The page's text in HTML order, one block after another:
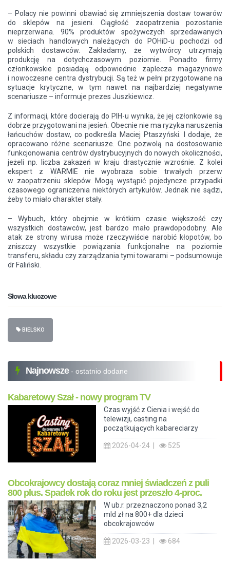
– Polacy nie powinni obawiać się zmniejszenia dostaw towarów
do sklepów na jesieni. Ciągłość zaopatrzenia pozostanie
nieprzerwana. 90% produktów spożywczych sprzedawanych
w sieciach handlowych należących do POHiD-u pochodzi od
polskich dostawców. Zakładamy, że wytwórcy utrzymają
produkcję na dotychczasowym poziomie. Ponadto firmy
członkowskie posiadają odpowiednie zaplecza magazynowe
i nowoczesne centra dystrybucji. Są też w pełni przygotowane na
sytuacje krytyczne, w tym nawet na najbardziej negatywne
scenariusze – informuje prezes Juszkiewicz.
Z informacji, które docierają do PIH-u wynika, że jej członkowie są
dobrze przygotowani na jesień. Obecnie nie ma ryzyka naruszenia
łańcuchów dostaw, co podkreśla Maciej Ptaszyński. I dodaje, że
opracowano różne scenariusze. One pozwolą na dostosowanie
funkcjonowania centrów dystrybucyjnych do nowych okoliczności,
jeżeli np. liczba zakażeń w kraju drastycznie wzrośnie. Z kolei
ekspert z WARMIE nie wyobraża sobie trwałych przerw
w zaopatrzeniu sklepów. Mogą wystąpić pojedyncze przypadki
czasowego ograniczenia niektórych artykułów. Jednak nie sądzi,
żeby to miało charakter stały.
– Wybuch, który obejmie w krótkim czasie większość czy
wszystkich dostawców, jest bardzo mało prawdopodobny. Ale
atak ze strony wirusa może rzeczywiście narobić kłopotów, bo
zniszczy wszystkie powiązania funkcjonalne na poziomie
transferu, składu czy zarządzania tymi towarami – podsumowuje
dr Faliński.
Słowa kluczowe
BIELSKO
Najnowsze - ostatnio dodane
Kabaretowy Szał - nowy program TV
Czas wyjść z Cienia i wejść do
telewizji, casting na
początkujących kabareciarzy
2026-04-24 | 525
Obcokrajowcy dostają coraz mniej świadczeń z puli
800 plus. Spadek rok do roku jest przeszło 4-proc.
W ub.r. przeznaczono ponad 3,2
mld zł na 800+ dla dzieci
obcokrajowców
2026-03-23 | 684